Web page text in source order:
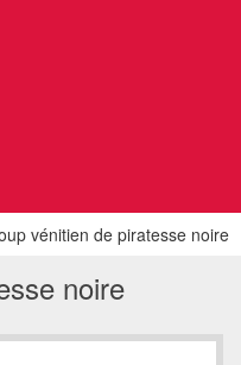
vénitien de piratesse noire
noire